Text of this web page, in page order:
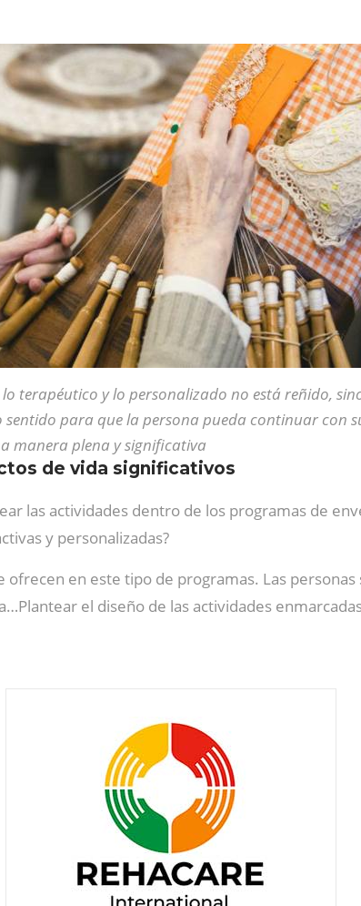
terapéutico y lo personalizado no está reñido,
para que la persona pueda continuar con
manera plena y significativa
de vida significativos
las actividades dentro de los programas de
y personalizadas?
en este tipo de programas. Las
el diseño de las actividades